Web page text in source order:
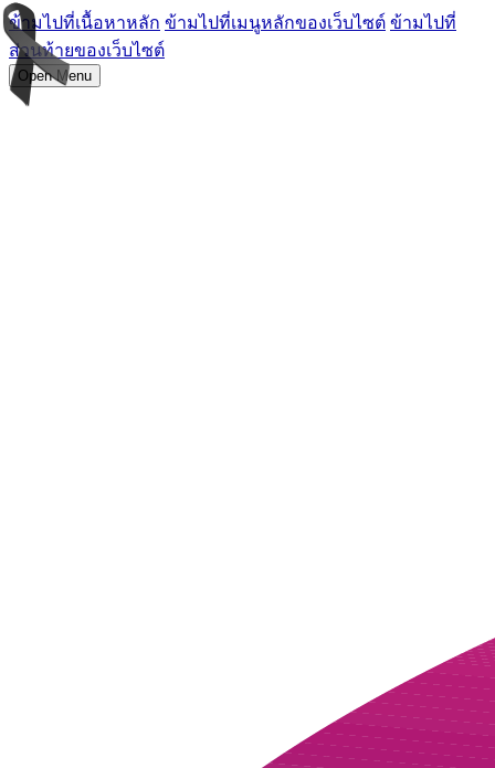
ข้ามไปที่เนื้อหาหลัก ข้ามไปที่เมนูหลักของเว็บไซต์ ข้ามไปที่
ส่วนท้ายของเว็บไซต์
Open Menu